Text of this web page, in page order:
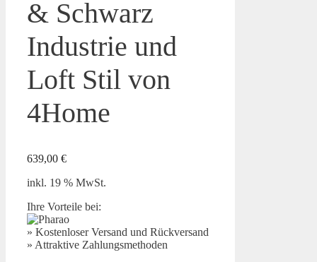
& Schwarz
Industrie und
Loft Stil von
4Home
639,00 €
inkl. 19 % MwSt.
Ihre Vorteile bei:
» Kostenloser Versand und Rückversand
» Attraktive Zahlungsmethoden